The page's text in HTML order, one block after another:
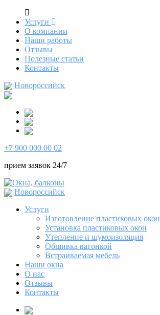
Услуги
О компании
Наши работы
Отзывы
Полезные статьи
Контакты
Новороссийск
+7 900 000 00 02
прием заявок 24/7
Новороссийск
Услуги
Изготовление пластиковых окон
Установка пластиковых окон
Утепление и шумоизоляция
Обшивка вагонкой
Встраиваемая мебель
Наши окна
О нас
Отзывы
Контакты